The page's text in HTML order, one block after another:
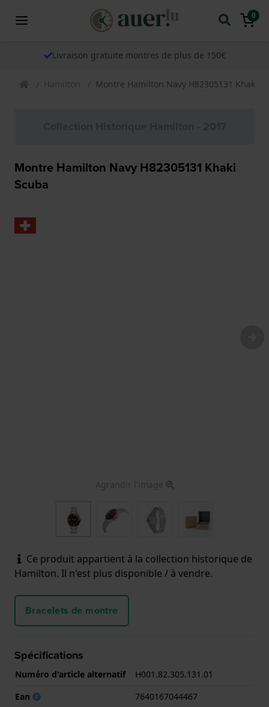
0
Livraison gratuite montres de plus de 150€
Hamilton Montre Hamilton Navy H82305131 Khaki
Montre Hamilton Navy H82305131 Khaki
Scuba
Agrandir l'image
Ce produit appartient à la collection historique de
Hamilton. Il n'est plus disponible / à vendre.
Bracelets de montre
Spécifications
Numéro d'article alternatif
H001.82.305.131.01
Ean
7640167044467